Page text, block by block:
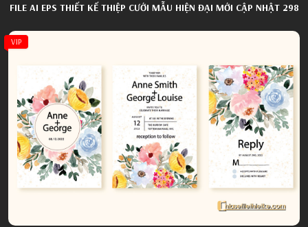
FILE AI EPS THIẾT KẾ THIỆP CƯỚI MẪU HIỆN ĐẠI MỚI CẬP NHẬT 298
VIP